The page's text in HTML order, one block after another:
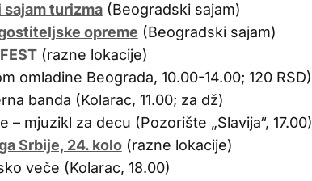
turizma(Beogradski sajam)
opreme (Beogradski sajam)
(razne lokacije)
omladine Beograda, 10.00-14.00; 120 RSD)
banda (Kolarac, 11.00; za dž)
– mjuzikl za decu (Pozorište „Slavija“, 17.00)
Srbije, 24. kolo(razne lokacije)
veče (Kolarac, 18.00)